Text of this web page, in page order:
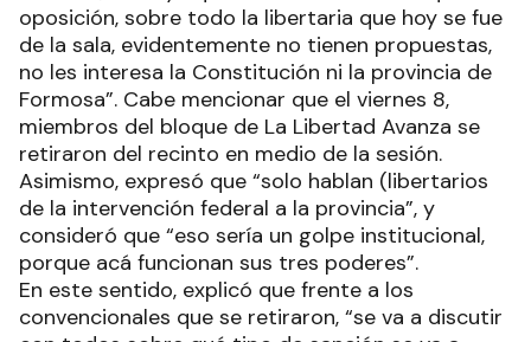
oposición, sobre todo la libertaria que hoy se fue
de la sala, evidentemente no tienen propuestas,
no les interesa la Constitución ni la provincia de
Formosa”. Cabe mencionar que el viernes 8,
miembros del bloque de La Libertad Avanza se
retiraron del recinto en medio de la sesión.
Asimismo, expresó que “solo hablan (libertarios
de la intervención federal a la provincia”, y
consideró que “eso sería un golpe institucional,
porque acá funcionan sus tres poderes”.
En este sentido, explicó que frente a los
convencionales que se retiraron, “se va a discutir